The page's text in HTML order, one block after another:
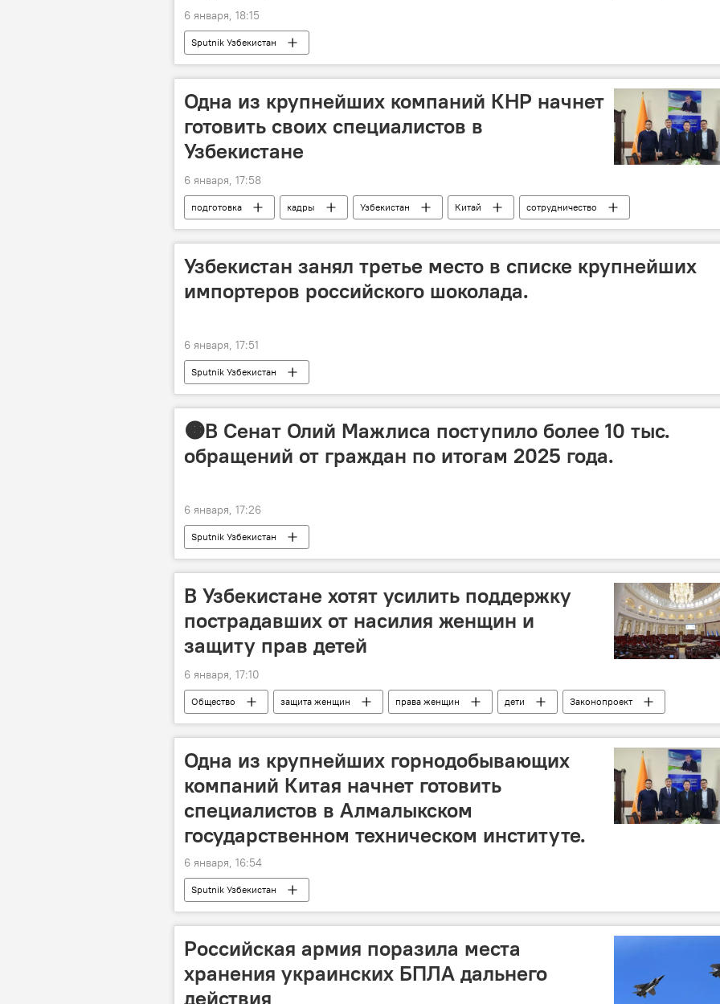
6 января, 18:15
Sputnik Узбекистан
Одна из крупнейших компаний КНР начнет
готовить своих специалистов в
Узбекистане
6 января, 17:58
подготовка кадры Узбекистан Китай
сотрудничество
производство
строительные материалы
горнодобывающий комплекс
Узбекистан занял третье место в списке крупнейших
импортеров российского шоколада.
6 января, 17:51
Sputnik Узбекистан
🟠В Сенат Олий Мажлиса поступило более 10 тыс.
обращений от граждан по итогам 2025 года.
6 января, 17:26
Sputnik Узбекистан
В Узбекистане хотят усилить поддержку
пострадавших от насилия женщин и
защиту прав детей
6 января, 17:10
Общество защита женщин права женщин дети
Законопроект
законодательство
Законодательная палата Олий Мажлиса Узбекистан
Одна из крупнейших горнодобывающих
компаний Китая начнет готовить
специалистов в Алмалыкском
государственном техническом институте.
6 января, 16:54
Sputnik Узбекистан
Российская армия поразила места
хранения украинских БПЛА дальнего
действия